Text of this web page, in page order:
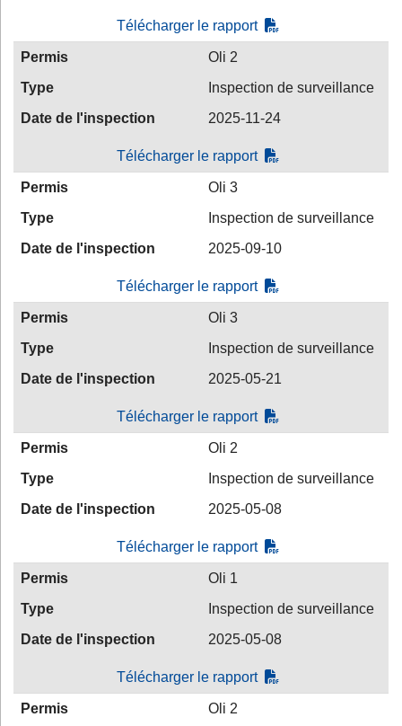
Télécharger le rapport
Permis
Oli 2
Type
Inspection de surveillance
Date de l'inspection
2025-11-24
Télécharger le rapport
Permis
Oli 3
Type
Inspection de surveillance
Date de l'inspection
2025-09-10
Télécharger le rapport
Permis
Oli 3
Type
Inspection de surveillance
Date de l'inspection
2025-05-21
Télécharger le rapport
Permis
Oli 2
Type
Inspection de surveillance
Date de l'inspection
2025-05-08
Télécharger le rapport
Permis
Oli 1
Type
Inspection de surveillance
Date de l'inspection
2025-05-08
Télécharger le rapport
Permis Oli 2